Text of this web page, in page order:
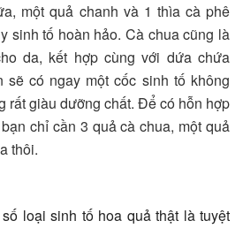
một quả chanh và 1 thìa cà phê
sinh tố hoàn hảo. Cà chua cũng là
da, kết hợp cùng với dứa chứa
sẽ có ngay một cốc sinh tố không
rất giàu dưỡng chất. Để có hỗn hợp
chỉ cần 3 quả cà chua, một quả
thôi.
loại sinh tố hoa quả thật là tuyệt